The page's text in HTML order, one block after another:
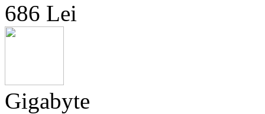
686 Lei
Gigabyte